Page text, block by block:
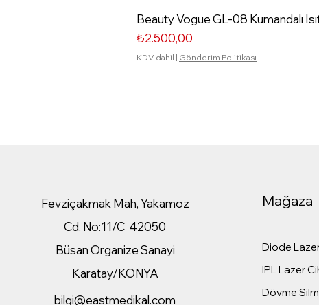
Beauty Vogue GL-08 Kumandalı
Fiyat
₺2.500,00
KDV dahil | Gönderim Politikası
Fevziçakmak Mah, Yakamoz
Cd. No:11/C 42050
Büsan Organize Sanayi
Karatay/KONYA
bilgi@eastmedikal.com
Mağaza
Diode
IPL Lazer
Dövme